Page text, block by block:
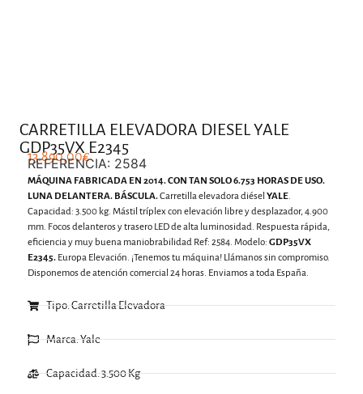
CARRETILLA ELEVADORA DIESEL YALE
GDP35VX E2345
13.890,00€
REFERENCIA: 2584
MÁQUINA FABRICADA EN 2014. CON TAN SOLO 6.753 HORAS DE USO.
LUNA DELANTERA. BÁSCULA.Carretilla elevadora diéselYALE.
Capacidad: 3.500 kg. Mástil tríplex con elevación libre y desplazador, 4.900
mm. Focos delanteros y trasero LED de alta luminosidad. Respuesta rápida,
eficiencia y muy buena maniobrabilidad Ref: 2584. Modelo:GDP35VX
E2345. Europa Elevación. ¡Tenemos tu máquina! Llámanos sin compromiso.
Disponemos de atención comercial 24 horas. Enviamos a toda España.
Tipo: Carretilla Elevadora
Marca: Yale
Capacidad: 3.500 Kg